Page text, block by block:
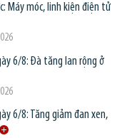
Máy móc, linh kiện điện tử
6/8: Đà tăng lan rộng ở
6/8: Tăng giảm đan xen,